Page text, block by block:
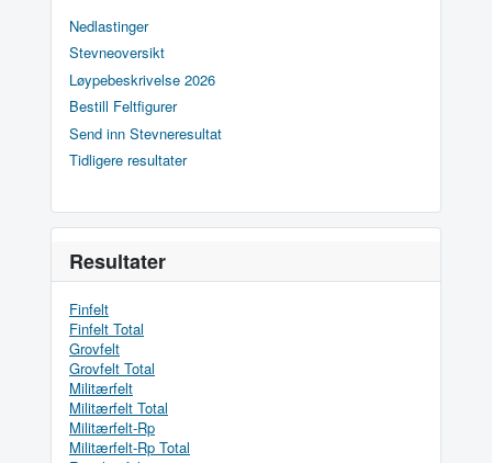
Nedlastinger
Stevneoversikt
Løypebeskrivelse 2026
Bestill Feltfigurer
Send inn Stevneresultat
Tidligere resultater
Resultater
Finfelt
Finfelt Total
Grovfelt
Grovfelt Total
Militærfelt
Militærfelt Total
Militærfelt-Rp
Militærfelt-Rp Total